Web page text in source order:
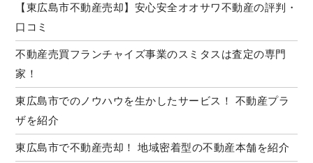
【東広島市不動産売却】安心安全オオサワ不動産の評判・
口コミ
不動産売買フランチャイズ事業のスミタスは査定の専門
家！
東広島市でのノウハウを生かしたサービス！ 不動産プラ
ザを紹介
東広島市で不動産売却！ 地域密着型の不動産本舗を紹介